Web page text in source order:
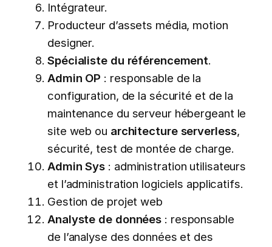
Intégrateur.
Producteur d’assets média, motion
designer.
Spécialiste du référencement.
Admin OP : responsable de la
configuration, de la sécurité et de la
maintenance du serveur hébergeant le
site web ou architecture serverless,
sécurité, test de montée de charge.
Admin Sys : administration utilisateurs
et l’administration logiciels applicatifs.
Gestion de projet web
Analyste de données : responsable
de l’analyse des données et des